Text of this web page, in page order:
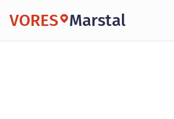
VORES Marstal